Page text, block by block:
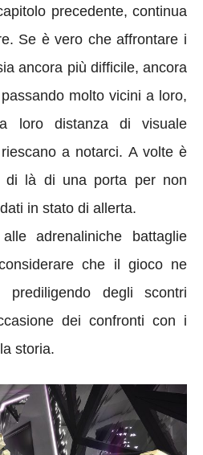
precedente, continua
Se è vero che affrontare i
ancora più difficile, ancora
molto vicini a loro,
loro distanza di visuale
a notarci. A volte è
di là di una porta per non
in stato di allerta.
adrenaliniche battaglie
che il gioco ne
prediligendo degli scontri
dei confronti con i
storia.